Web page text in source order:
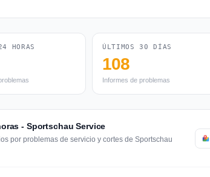
HORAS ÚLTIMOS 30 DÍAS
108
Informes de problemas
- Sportschau Service
por problemas de servicio y cortes de Sportschau